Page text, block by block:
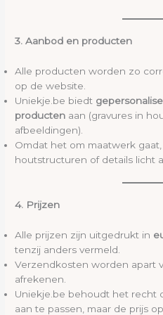
3. Aanbod en producten
Alle producten worden zo
op de website.
Uniekje.be biedt
producten aan (gravures in
afbeeldingen).
Omdat het om maatwerk
houtstructuren of details licht
4. Prijzen
Alle prijzen zijn uitgedrukt in
tenzij anders vermeld.
Verzendkosten worden apart
afrekenen.
Uniekje.be behoudt het recht
aan te passen, maar de prijs